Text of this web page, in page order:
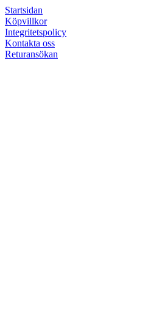
Startsidan
Köpvillkor
Integritetspolicy
Kontakta oss
Returansökan